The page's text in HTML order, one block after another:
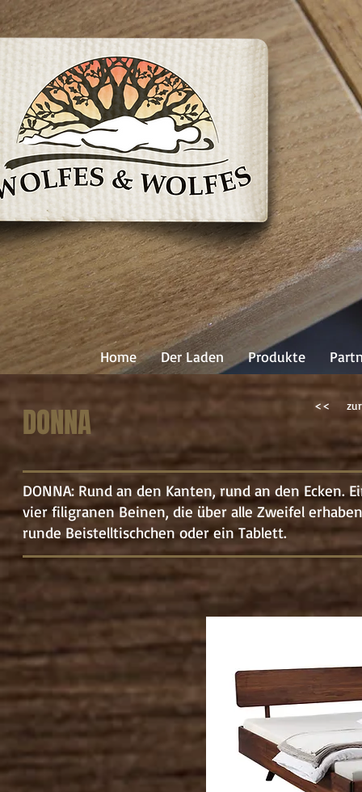
Home Der Laden Produkte
DONNA <<
DONNA: Rund an den Kanten, rund an den Ecken.
vier filigranen Beinen, die über alle Zweifel
runde Beistelltischchen oder ein Tablett.